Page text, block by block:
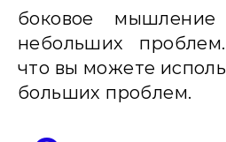
боковое
небольших
что вы можете
больших проблем.